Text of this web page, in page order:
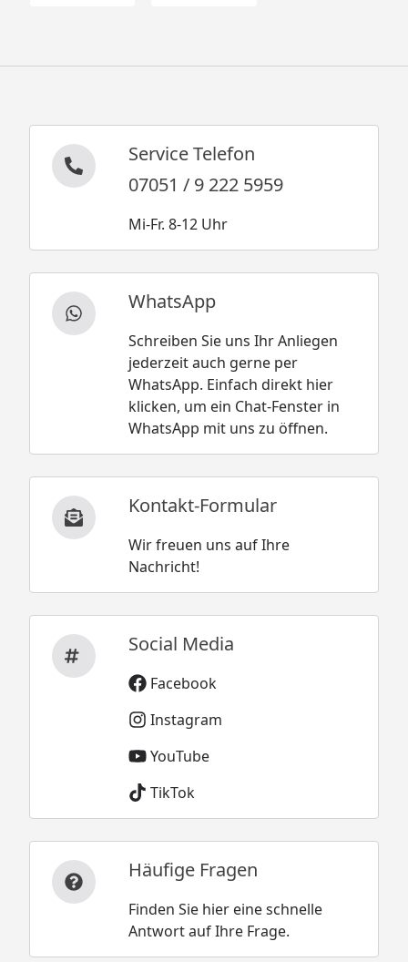
Service Telefon
07051 / 9 222 5959
Mi-Fr. 8-12 Uhr
WhatsApp
Schreiben Sie uns Ihr Anliegen
jederzeit auch gerne per
WhatsApp. Einfach direkt hier
klicken, um ein Chat-Fenster in
WhatsApp mit uns zu öffnen.
Kontakt-Formular
Wir freuen uns auf Ihre
Nachricht!
Social Media
Facebook
Instagram
YouTube
TikTok
Häufige Fragen
Finden Sie hier eine schnelle
Antwort auf Ihre Frage.